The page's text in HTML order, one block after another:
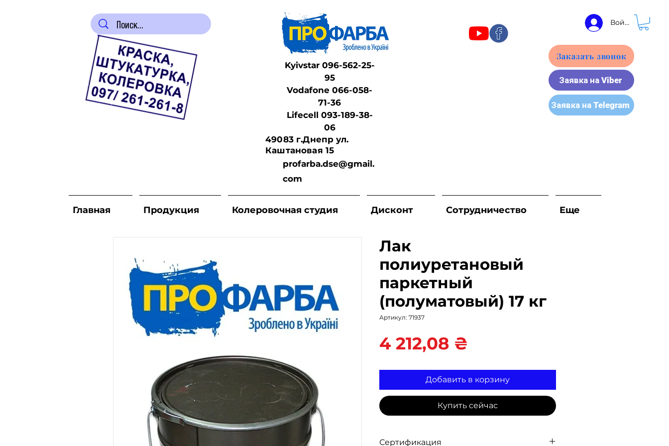
Заявка на Telegram
Заявка на Viber
Заказать звонок
Kyivstar 096-562-25-
95
Vodafone 066-058-
71-36
Lifeсell 093-189-38-
06
49083 г.Днепр ул.
Каштановая 15
profarba.dse@gmail.
com
Главная Продукция Колеровочная студия Дисконт Сотрудничество Еще
Войти
Лак
полиуретановый
паркетный
(полуматовый) 17 кг
Артикул: 71937
4 212,08 ₴
Добавить в корзину
Купить сейчас
Сертификация